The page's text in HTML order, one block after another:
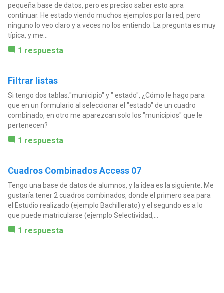
pequeña base de datos, pero es preciso saber esto apra
continuar. He estado viendo muchos ejemplos por la red, pero
ninguno lo veo claro y a veces no los entiendo. La pregunta es muy
típica, y me...
1 respuesta
Filtrar listas
Si tengo dos tablas:"municipio" y " estado", ¿Cómo le hago para
que en un formulario al seleccionar el "estado" de un cuadro
combinado, en otro me aparezcan solo los "municipios" que le
pertenecen?
1 respuesta
Cuadros Combinados Access 07
Tengo una base de datos de alumnos, y la idea es la siguiente. Me
gustaría tener 2 cuadros combinados, donde el primero sea para
el Estudio realizado (ejemplo Bachillerato) y el segundo es a lo
que puede matricularse (ejemplo Selectividad,...
1 respuesta